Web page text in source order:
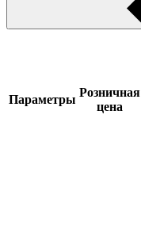
Параметры
Розничная
цена